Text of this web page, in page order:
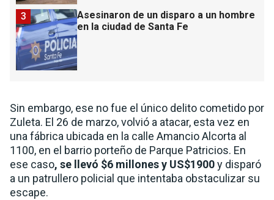
Asesinaron de un disparo a un hombre
en la ciudad de Santa Fe
3
Sin embargo, ese no fue el único delito cometido por
Zuleta. El 26 de marzo, volvió a atacar, esta vez en
una fábrica ubicada en la calle Amancio Alcorta al
1100, en el barrio porteño de Parque Patricios. En
ese caso, se llevó $6 millones y US$1900y disparó
a un patrullero policial que intentaba obstaculizar su
escape.